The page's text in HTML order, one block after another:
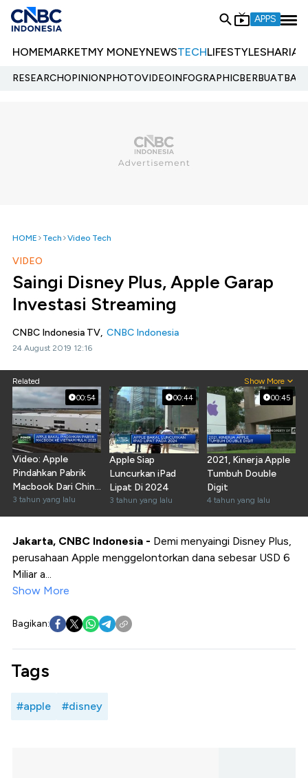
APPS
HOMEMARKETMY MONEYNEWSTECHLIFESTYLESHARIA
RESEARCHOPINIONPHOTOVIDEOINFOGRAPHIC
HOME Tech Video Tech
VIDEO
Saingi Disney Plus, Apple Garap
Investasi Streaming
CNBC Indonesia TV, CNBC Indonesia
24 August 2019 12:16
Related Show More
00:54
Video: Apple
Pindahkan Pabrik
Macbook Dari China
ke Vietnam
3 tahun yang lalu
00:44
Apple Siap
Luncurkan iPad
Lipat Di 2024
3 tahun yang lalu
00:45
2021, Kinerja Apple
Tumbuh Double
Digit
4 tahun yang lalu
Jakarta, CNBC Indonesia - Demi menyaingi Disney Plus,
perusahaan Apple menggelontorkan dana sebesar USD 6
Miliar a...
Show More
Bagikan:
Tags
#apple #disney